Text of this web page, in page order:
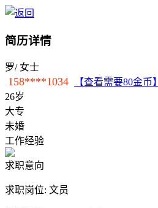
简历详情
罗/ 女士
158****1034
【查看需要80金币】
26岁
大专
未婚
工作经验
求职意向
求职岗位: 文员